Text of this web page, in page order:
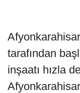
tarafından
inşaatı hızla